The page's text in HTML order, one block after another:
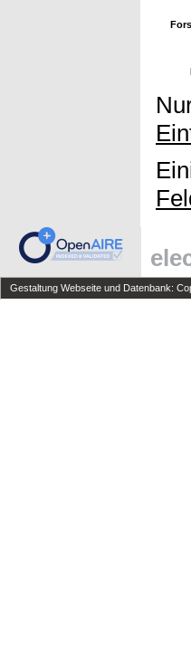
Gestaltung Webseite und Datenbank: